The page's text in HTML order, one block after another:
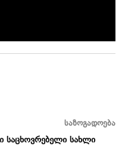
საზოგადოება
საცხოვრებელი სახლი